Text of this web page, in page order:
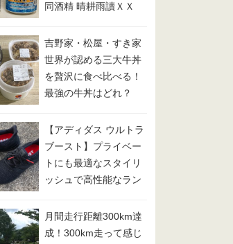
同酒精 晴耕雨讀ＸＸ
波」】
吉野家・松屋・すき家
世界が認める三大牛丼
を贅沢に食べ比べる！
最強の牛丼はどれ？
【アディダス ウルトラ
ブースト】プライベー
トにも最適なスタイリ
ッシュで高性能なラン
月間走行距離300km達
成！300km走って感じ